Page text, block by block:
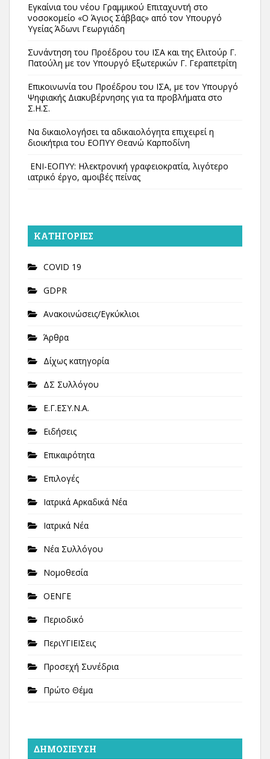
Εγκαίνια του νέου Γραμμικού Επιταχυντή στο
νοσοκομείο «Ο Άγιος Σάββας» από τον Υπουργό
Υγείας Άδωνι Γεωργιάδη
Συνάντηση του Προέδρου του ΙΣΑ και της Ελιτούρ Γ.
Πατούλη με τον Υπουργό Εξωτερικών Γ. Γεραπετρίτη
Επικοινωνία του Προέδρου του ΙΣΑ, με τον Υπουργό
Ψηφιακής Διακυβέρνησης για τα προβλήματα στο
Σ.Η.Σ.
Να δικαιολογήσει τα αδικαιολόγητα επιχειρεί η
διοικήτρια του ΕΟΠΥΥ Θεανώ Καρποδίνη
ΕΝΙ-ΕΟΠΥΥ: Ηλεκτρονική γραφειοκρατία, λιγότερο
ιατρικό έργο, αμοιβές πείνας
KΑΤΗΓΟΡΊΕΣ
COVID 19
GDPR
Ανακοινώσεις/Εγκύκλιοι
Άρθρα
Δίχως κατηγορία
ΔΣ Συλλόγου
Ε.Γ.ΕΣΥ.Ν.Α.
Ειδήσεις
Επικαιρότητα
Επιλογές
Ιατρικά Αρκαδικά Νέα
Ιατρικά Νέα
Νέα Συλλόγου
Νομοθεσία
ΟΕΝΓΕ
Περιοδικό
ΠεριΥΓΙΕΙΣεις
Προσεχή Συνέδρια
Πρώτο Θέμα
ΔΗΜΟΣΊΕΥΣΗ